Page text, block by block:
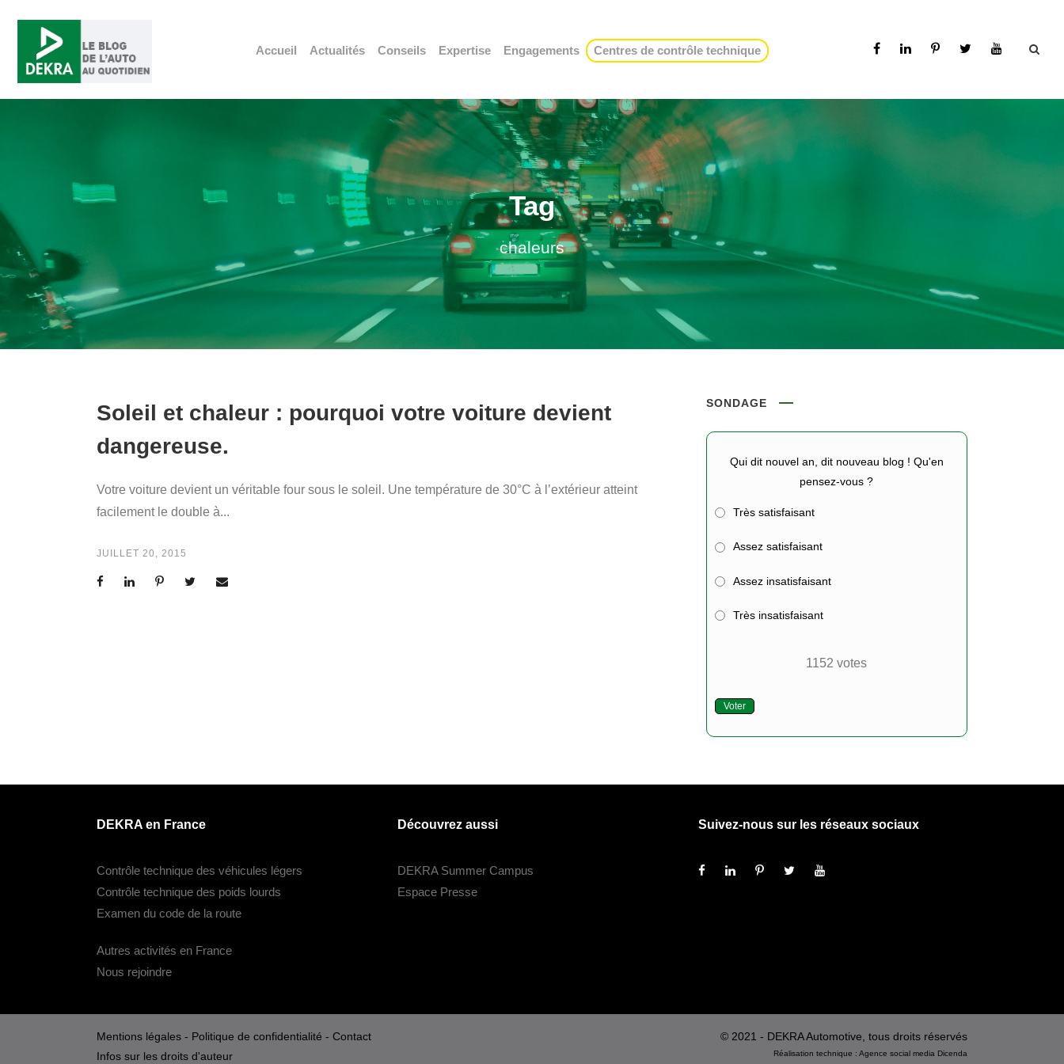
Accueil Actualités Conseils Expertise Engagements Centres de contrôle technique
Tag
chaleurs
Soleil et chaleur : pourquoi votre voiture devient
dangereuse.
Votre voiture devient un véritable four sous le soleil. Une température de 30°C à l’extérieur atteint
facilement le double à...
JUILLET 20, 2015
SONDAGE
Qui dit nouvel an, dit nouveau blog ! Qu'en
pensez-vous ?
Très satisfaisant
Assez satisfaisant
Assez insatisfaisant
Très insatisfaisant
1152 votes
Voter
DEKRA en France
Contrôle technique des véhicules légers
Contrôle technique des poids lourds
Examen du code de la route
Autres activités en France
Nous rejoindre
Découvrez aussi
DEKRA Summer Campus
Espace Presse
Suivez-nous sur les réseaux sociaux
Mentions légales - Politique de confidentialité - Contact
Infos sur les droits d'auteur
© 2021 - DEKRA Automotive, tous droits réservés
Réalisation technique : Agence social media Dicenda